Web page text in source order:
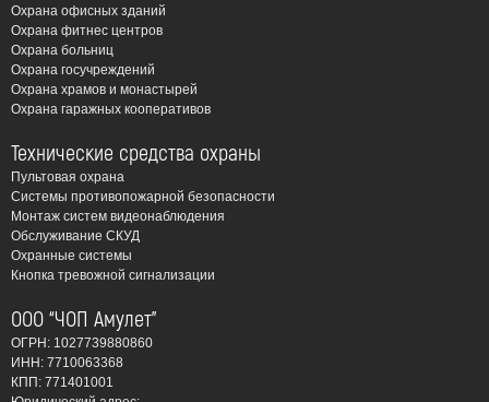
Охрана офисных зданий
Охрана фитнес центров
Охрана больниц
Охрана госучреждений
Охрана храмов и монастырей
Охрана гаражных кооперативов
Технические средства охраны
Пультовая охрана
Системы противопожарной безопасности
Монтаж систем видеонаблюдения
Обслуживание СКУД
Охранные системы
Кнопка тревожной сигнализации
ООО “ЧОП Амулет”
ОГРН: 1027739880860
ИНН: 7710063368
КПП: 771401001